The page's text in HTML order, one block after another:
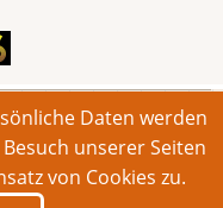
vorbehalten.
Daten werden
unserer Seiten
von Cookies zu.